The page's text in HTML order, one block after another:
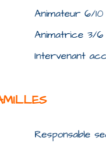
Animateur 6/
Animatrice 3/6
Intervenant
Responsable